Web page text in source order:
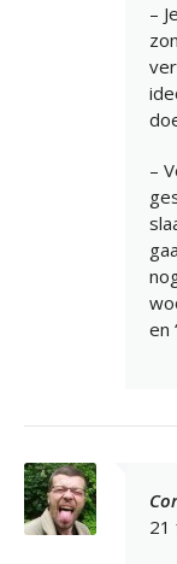
–
–
en
21